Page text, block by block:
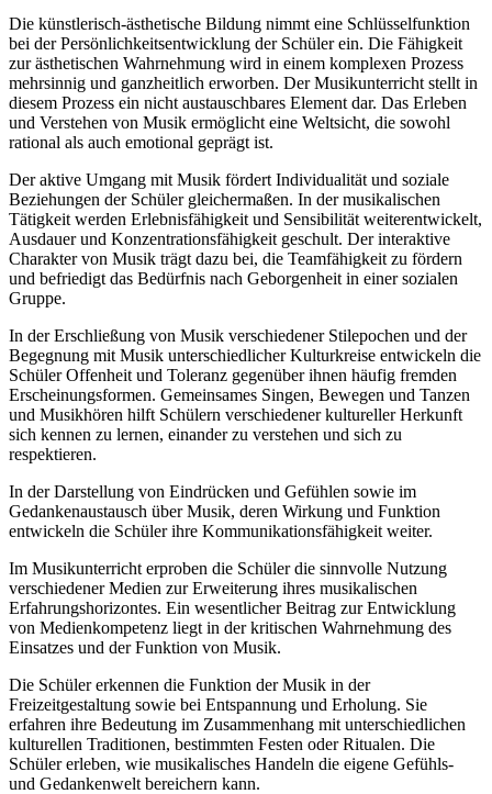
Die künstlerisch-ästhetische Bildung nimmt eine Schlüsselfunktion
bei der Persönlichkeitsentwicklung der Schüler ein. Die Fähigkeit
zur ästhetischen Wahrnehmung wird in einem komplexen Prozess
mehrsinnig und ganzheitlich erworben. Der Musikunterricht stellt in
diesem Prozess ein nicht austauschbares Element dar. Das Erleben
und Verstehen von Musik ermöglicht eine Weltsicht, die sowohl
rational als auch emotional geprägt ist.
Der aktive Umgang mit Musik fördert Individualität und soziale
Beziehungen der Schüler gleichermaßen. In der musikalischen
Tätigkeit werden Erlebnisfähigkeit und Sensibilität weiterentwickelt,
Ausdauer und Konzentrationsfähigkeit geschult. Der interaktive
Charakter von Musik trägt dazu bei, die Teamfähigkeit zu fördern
und befriedigt das Bedürfnis nach Geborgenheit in einer sozialen
Gruppe.
In der Erschließung von Musik verschiedener Stilepochen und der
Begegnung mit Musik unterschiedlicher Kulturkreise entwickeln die
Schüler Offenheit und Toleranz gegenüber ihnen häufig fremden
Erscheinungsformen. Gemeinsames Singen, Bewegen und Tanzen
und Musikhören hilft Schülern verschiedener kultureller Herkunft
sich kennen zu lernen, einander zu verstehen und sich zu
respektieren.
In der Darstellung von Eindrücken und Gefühlen sowie im
Gedankenaustausch über Musik, deren Wirkung und Funktion
entwickeln die Schüler ihre Kommunikationsfähigkeit weiter.
Im Musikunterricht erproben die Schüler die sinnvolle Nutzung
verschiedener Medien zur Erweiterung ihres musikalischen
Erfahrungshorizontes. Ein wesentlicher Beitrag zur Entwicklung
von Medienkompetenz liegt in der kritischen Wahrnehmung des
Einsatzes und der Funktion von Musik.
Die Schüler erkennen die Funktion der Musik in der
Freizeitgestaltung sowie bei Entspannung und Erholung. Sie
erfahren ihre Bedeutung im Zusammenhang mit unterschiedlichen
kulturellen Traditionen, bestimmten Festen oder Ritualen. Die
Schüler erleben, wie musikalisches Handeln die eigene Gefühls-
und Gedankenwelt bereichern kann.